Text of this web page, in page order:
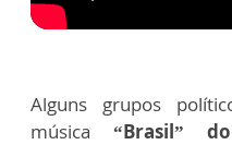
Alguns grupos
música “Brasil”